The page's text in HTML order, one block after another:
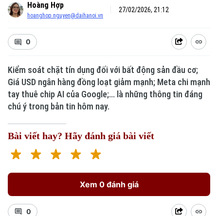
Hoàng Hợp
hoanghop.nguyen@daihanoi.vn
27/02/2026, 21:12
0
Kiểm soát chặt tín dụng đối với bất động sản đầu cơ;
Giá USD ngân hàng đồng loạt giảm mạnh; Meta chi mạnh
tay thuê chip AI của Google;... là những thông tin đáng
chú ý trong bản tin hôm nay.
Bài viết hay? Hãy đánh giá bài viết
Xem 0 đánh giá
0